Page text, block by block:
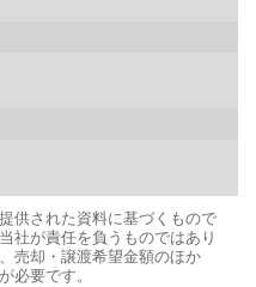
供された資料に基づくもので
社が責任を負うものではあり
売却・譲渡希望金額のほか
必要です。